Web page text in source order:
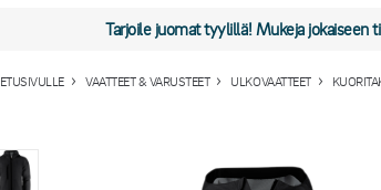
Tarjoile juomat tyylillä! Mukeja jokaiseen
ETUSIVULLE VAATTEET & VARUSTEET ULKOVAATTEET